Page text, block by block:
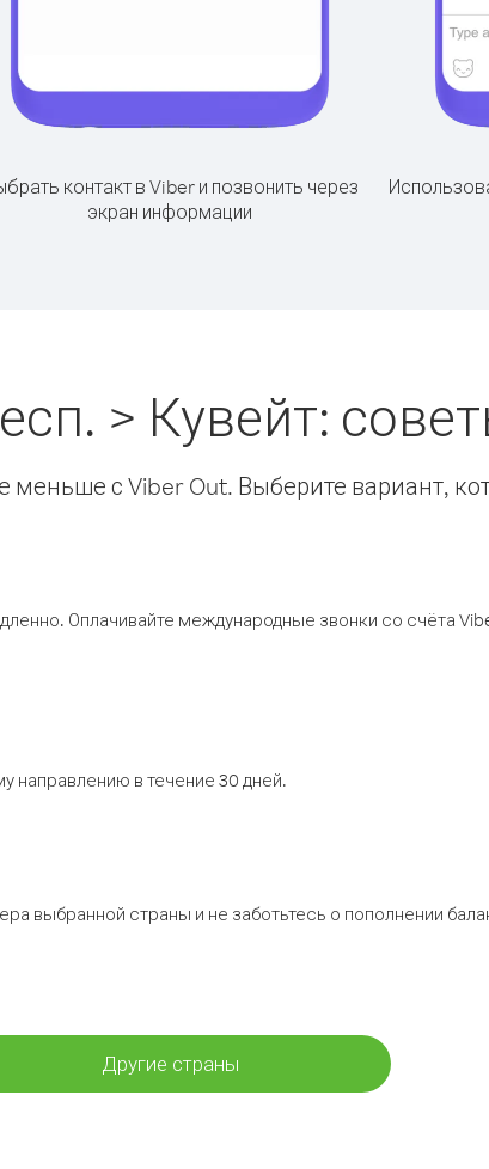
контакт в Viber и позвонить через
экран информации
> Кувейт:
меньше с Viber Out. Выберите вариант,
Оплачивайте международные звонки со счёта
направлению в течение 30 дней.
выбранной страны и не заботьтесь о пополнении
Другие страны